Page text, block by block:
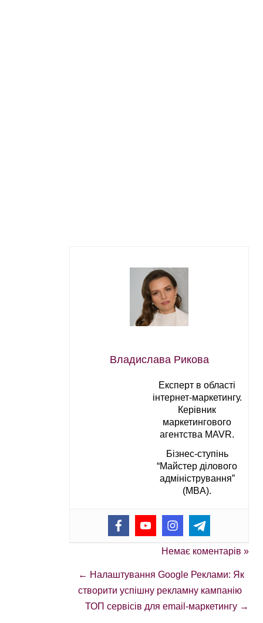
Владислава Рикова
Експерт в області
інтернет-маркетингу.
Керівник
маркетингового
агентства MAVR.
Бізнес-ступінь
“Майстер ділового
адміністрування”
(MBA).
Немає коментарів »
← Налаштування Google Реклами: Як
створити успішну рекламну кампанію
ТОП сервісів для email-маркетингу →